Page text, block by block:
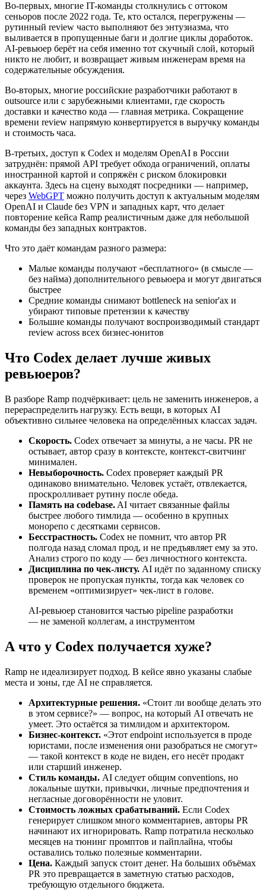
Во-первых, многие IT-команды столкнулись с оттоком
сеньоров после 2022 года. Те, кто остался, перегружены —
рутинный review часто выполняют без энтузиазма, что
выливается в пропущенные баги и долгие циклы доработок.
AI-ревьюер берёт на себя именно тот скучный слой, который
никто не любит, и возвращает живым инженерам время на
содержательные обсуждения.
Во-вторых, многие российские разработчики работают в
outsource или с зарубежными клиентами, где скорость
доставки и качество кода — главная метрика. Сокращение
времени review напрямую конвертируется в выручку команды
и стоимость часа.
В-третьих, доступ к Codex и моделям OpenAI в России
затруднён: прямой API требует обхода ограничений, оплаты
иностранной картой и сопряжён с риском блокировки
аккаунта. Здесь на сцену выходят посредники — например,
через WebGPT можно получить доступ к актуальным моделям
OpenAI и Claude без VPN и западных карт, что делает
повторение кейса Ramp реалистичным даже для небольшой
команды без западных контрактов.
Что это даёт командам разного размера:
Малые команды получают «бесплатного» (в смысле —
без найма) дополнительного ревьюера и могут двигаться
быстрее
Средние команды снимают bottleneck на senior'ах и
убирают типовые претензии к качеству
Большие команды получают воспроизводимый стандарт
review across всех бизнес-юнитов
Что Codex делает лучше живых
ревьюеров?
В разборе Ramp подчёркивает: цель не заменить инженеров, а
перераспределить нагрузку. Есть вещи, в которых AI
объективно сильнее человека на определённых классах задач.
Скорость. Codex отвечает за минуты, а не часы. PR не
остывает, автор сразу в контексте, контекст-свитчинг
минимален.
Невыборочность. Codex проверяет каждый PR
одинаково внимательно. Человек устаёт, отвлекается,
проскролливает рутину после обеда.
Память на codebase. AI читает связанные файлы
быстрее любого тимлида — особенно в крупных
монорепо с десятками сервисов.
Бесстрастность. Codex не помнит, что автор PR
полгода назад сломал прод, и не предъявляет ему за это.
Анализ строго по коду — без личностного контекста.
Дисциплина по чек-листу. AI идёт по заданному списку
проверок не пропуская пункты, тогда как человек со
временем «оптимизирует» чек-лист в голове.
AI-ревьюер становится частью pipeline разработки
— не заменой коллегам, а инструментом
А что у Codex получается хуже?
Ramp не идеализирует подход. В кейсе явно указаны слабые
места и зоны, где AI не справляется.
Архитектурные решения. «Стоит ли вообще делать это
в этом сервисе?» — вопрос, на который AI отвечать не
умеет. Это остаётся за тимлидом и архитектором.
Бизнес-контекст. «Этот endpoint используется в проде
юристами, после изменения они разобраться не смогут»
— такой контекст в коде не виден, его несёт продакт
или старший инженер.
Стиль команды. AI следует общим conventions, но
локальные шутки, привычки, личные предпочтения и
негласные договорённости не уловит.
Стоимость ложных срабатываний. Если Codex
генерирует слишком много комментариев, авторы PR
начинают их игнорировать. Ramp потратила несколько
месяцев на тюнинг промптов и пайплайна, чтобы
оставались только полезные комментарии.
Цена. Каждый запуск стоит денег. На больших объёмах
PR это превращается в заметную статью расходов,
требующую отдельного бюджета.